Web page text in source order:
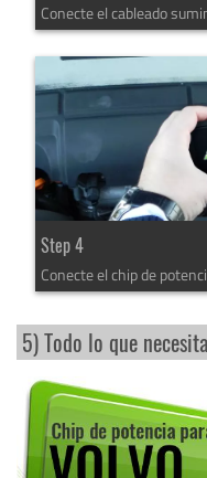
Conecte el cableado
Step 4
Conecte el chip de
5) Todo lo que